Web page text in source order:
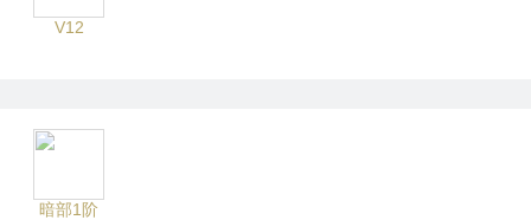
V12
暗部1阶